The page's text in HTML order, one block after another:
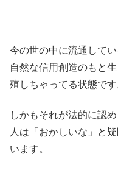
今の世の中に流通して
自然な信用創造のもと
殖しちゃってる状態です
しかもそれが法的に認
人は「おかしいな」と
います。